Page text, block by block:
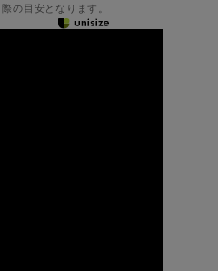
の目安となります。